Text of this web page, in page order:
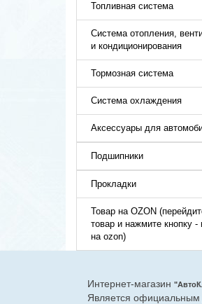
Топливная система
Система отопления,
и кондиционирования
Тормозная система
Система охлаждения
Аксессуары для
Подшипники
Прокладки
Товар на OZON
товар и нажмите кнопку -
на ozon)
Интернет-магазин
Является официальным